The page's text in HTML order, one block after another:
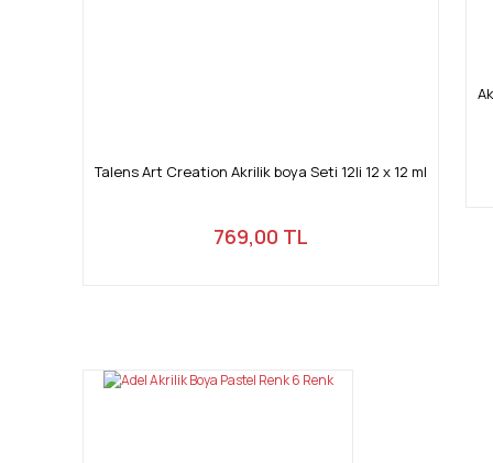
Talens Art Creation Akrilik boya Seti 12li 12 x 12 ml
769,00 TL